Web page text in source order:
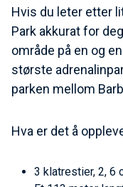
Hvis du leter etter
Park akkurat for
område på en og
største
parken mellom
Hva er det å
3 klatrestier, 2, 6